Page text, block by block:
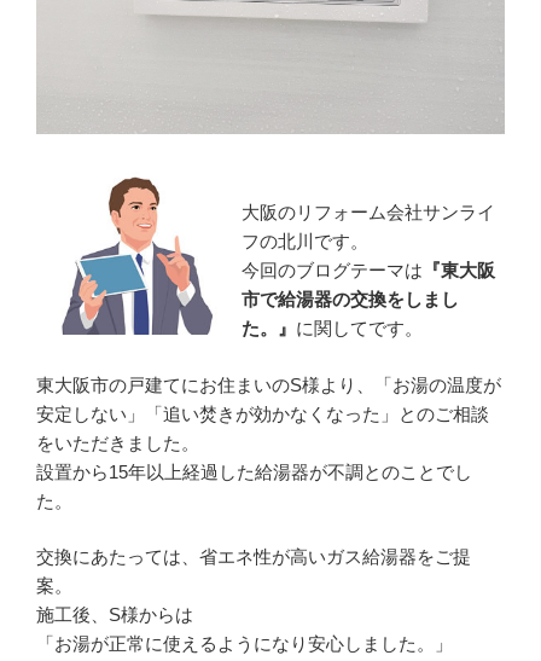
大阪のリフォーム会社サンライ
フの北川です。
今回のブログテーマは 『東大阪
市で給湯器の交換をしまし
た。』 に関してです。
東大阪市の戸建てにお住まいのS様より、「お湯の温度が
安定しない」「追い焚きが効かなくなった」とのご相談
をいただきました。
設置から15年以上経過した給湯器が不調とのことでし
た。
交換にあたっては、省エネ性が高いガス給湯器をご提
案。
施工後、S様からは
「お湯が正常に使えるようになり安心しました。」